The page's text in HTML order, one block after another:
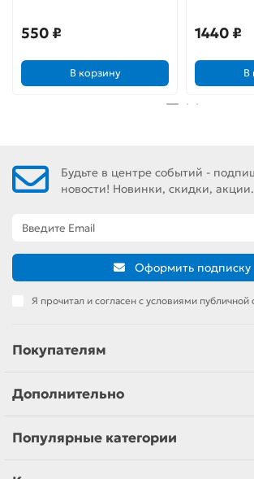
550 ₽
В корзину
1440 ₽
В
Будьте в центре событий -
новости! Новинки, скидки, акции.
Оформить подписку
Я прочитал и согласен с условиями
Покупателям
Дополнительно
Популярные категории